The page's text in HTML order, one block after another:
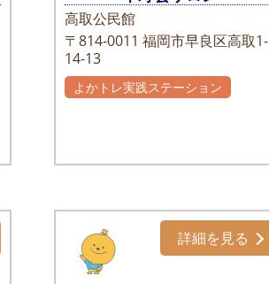
高取公民館
〒814-0011 福岡市早良区高取1-
14-13
よかトレ実践ステーション
詳細を見る